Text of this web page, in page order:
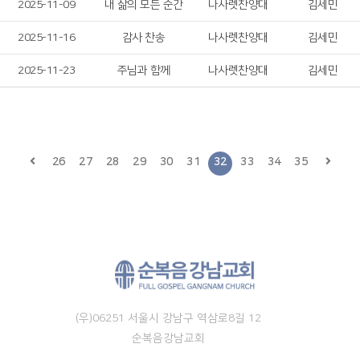
2025-11-09 내 삶의 모든 순간 나사렛찬양대 김세민
2025-11-16 감사 찬송 나사렛찬양대 김세민
2025-11-23 주님과 함께 나사렛찬양대 김세민
26 27 28 29 30 31 32 33 34 35
(우)06251 서울시 강남구 역삼로8길 12
순복음강남교회